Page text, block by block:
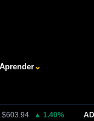
Aprender ⌄
$603.94 ▲ 1.40%